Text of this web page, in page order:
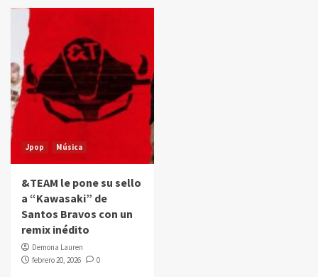
Jpop Música
&TEAM le pone su sello
a “Kawasaki” de
Santos Bravos con un
remix inédito
Demona Lauren
febrero 20, 2026
0